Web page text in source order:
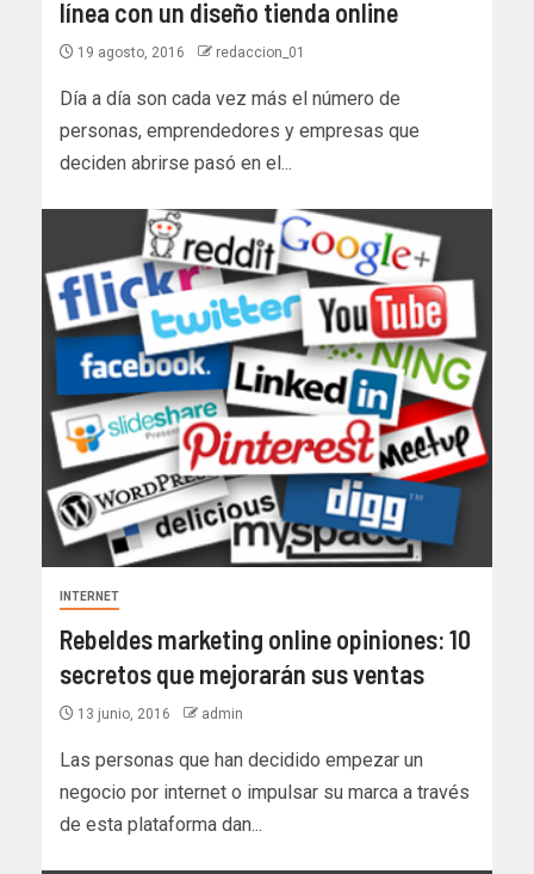
línea con un diseño tienda online
19 agosto, 2016 redaccion_01
Día a día son cada vez más el número de
personas, emprendedores y empresas que
deciden abrirse pasó en el...
INTERNET
Rebeldes marketing online opiniones: 10
secretos que mejorarán sus ventas
13 junio, 2016 admin
Las personas que han decidido empezar un
negocio por internet o impulsar su marca a través
de esta plataforma dan...